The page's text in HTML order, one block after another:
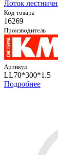
Лоток
Код товара
16269
Производитель
Артикул
LL70*300*1.5
Подробнее